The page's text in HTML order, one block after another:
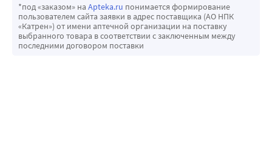
*под «заказом» на Apteka.ru понимается формирование
пользователем сайта заявки в адрес поставщика (АО НПК
«Катрен») от имени аптечной организации на поставку
выбранного товара в соответствии с заключенным между
последними договором поставки